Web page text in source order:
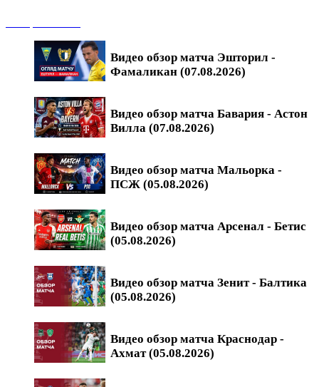
Видео обзор матча Эшторил -
Фамаликан (07.08.2026)
Видео обзор матча Бавария - Астон
Вилла (07.08.2026)
Видео обзор матча Мальорка -
ПСЖ (05.08.2026)
Видео обзор матча Арсенал - Бетис
(05.08.2026)
Видео обзор матча Зенит - Балтика
(05.08.2026)
Видео обзор матча Краснодар -
Ахмат (05.08.2026)